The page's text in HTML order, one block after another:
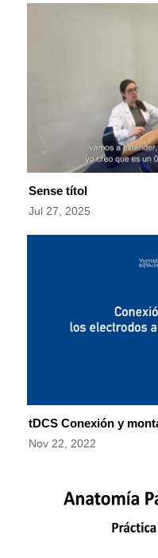
Sense títol
Jul 27, 2025
tDCS Conexión y
Nov 22, 2022